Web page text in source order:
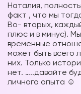
Наталия,
факт , что мы
Во- вторых,
плюс и в минус).
временные
может быть всего
них. Только
нет. …..давайте
личного опыта ☺️